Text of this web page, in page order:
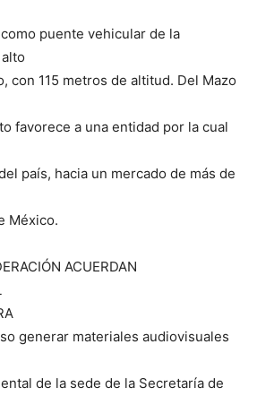
puente vehicular de la
con 115 metros de altitud. Del Mazo
favorece a una entidad por la cual
país, hacia un mercado de más de
México.
ACUERDAN
generar materiales audiovisuales
de la sede de la Secretaría de